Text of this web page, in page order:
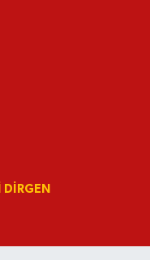
DIRGEN